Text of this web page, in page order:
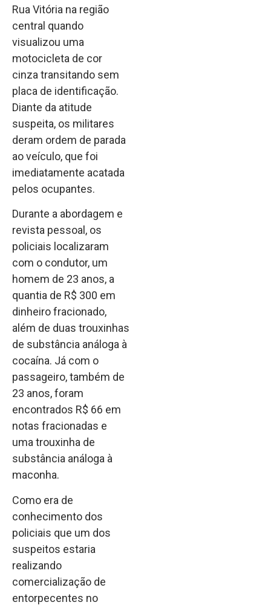
Rua Vitória na região
central quando
visualizou uma
motocicleta de cor
cinza transitando sem
placa de identificação.
Diante da atitude
suspeita, os militares
deram ordem de parada
ao veículo, que foi
imediatamente acatada
pelos ocupantes.
Durante a abordagem e
revista pessoal, os
policiais localizaram
com o condutor, um
homem de 23 anos, a
quantia de R$ 300 em
dinheiro fracionado,
além de duas trouxinhas
de substância análoga à
cocaína. Já com o
passageiro, também de
23 anos, foram
encontrados R$ 66 em
notas fracionadas e
uma trouxinha de
substância análoga à
maconha.
Como era de
conhecimento dos
policiais que um dos
suspeitos estaria
realizando
comercialização de
entorpecentes no